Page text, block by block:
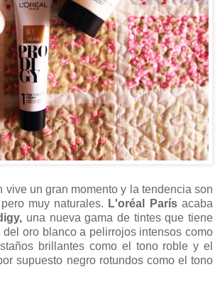
vive un gran momento y la tendencia son
muy naturales. L'oréal Parísacaba
una nueva gama de tintes que tiene
del oro blanco a pelirrojos intensos como
brillantes como el tono roble y el
supuesto negro rotundos como el tono